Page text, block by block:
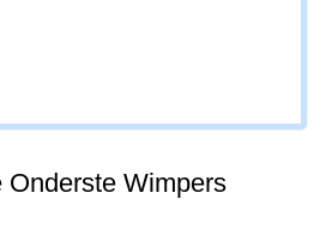
Onderste Wimpers